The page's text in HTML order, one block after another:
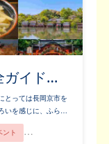
ガイド…
とっては長岡京市を
いを感じに、ふら…
ント